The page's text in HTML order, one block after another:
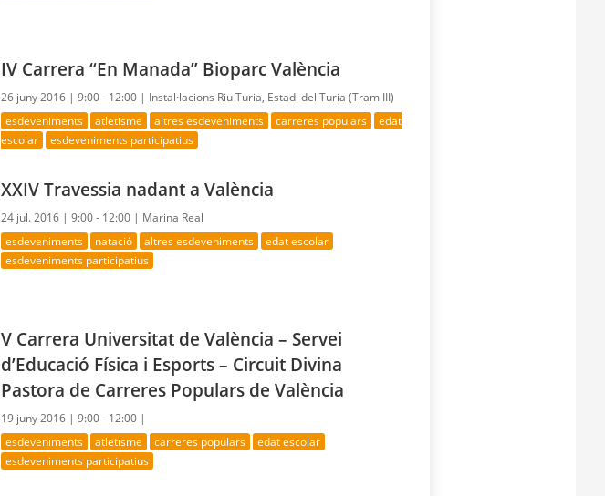
IV Carrera “En Manada” Bioparc València
26 juny 2016 |9:00 - 12:00 | Instal·lacions Riu Turia, Estadi del Turia (Tram III)
esdeveniments atletisme altres esdeveniments carreres populars
edat
escolar
esdeveniments participatius
XXIV Travessia nadant a València
24 jul. 2016 |9:00 - 12:00 | Marina Real
esdeveniments natació altres esdeveniments
edat escolar
esdeveniments participatius
V Carrera Universitat de València – Servei
d’Educació Física i Esports – Circuit Divina
Pastora de Carreres Populars de València
19 juny 2016 |9:00 - 12:00 |
esdeveniments atletisme carreres populars
edat escolar
esdeveniments participatius